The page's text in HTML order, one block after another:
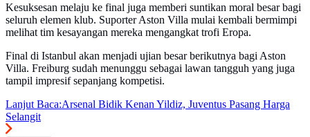
Kesuksesan melaju ke final juga memberi suntikan moral besar bagi
seluruh elemen klub. Suporter Aston Villa mulai kembali bermimpi
melihat tim kesayangan mereka mengangkat trofi Eropa.
Final di Istanbul akan menjadi ujian besar berikutnya bagi Aston
Villa. Freiburg sudah menunggu sebagai lawan tangguh yang juga
tampil impresif sepanjang kompetisi.
Lanjut Baca:Arsenal Bidik Kenan Yildiz, Juventus Pasang Harga
Selangit